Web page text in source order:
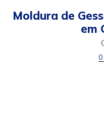
Moldura de
em
0